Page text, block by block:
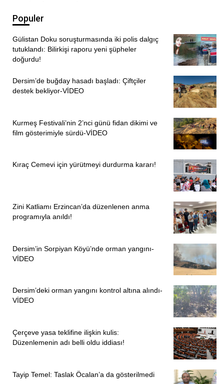
Populer
Gülistan Doku soruşturmasında iki polis dalgıç
tutuklandı: Bilirkişi raporu yeni şüpheler
doğurdu!
Dersim’de buğday hasadı başladı: Çiftçiler
destek bekliyor-VİDEO
Kurmeş Festivali’nin 2’nci günü fidan dikimi ve
film gösterimiyle sürdü-VİDEO
Kıraç Cemevi için yürütmeyi durdurma kararı!
Zini Katliamı Erzincan’da düzenlenen anma
programıyla anıldı!
Dersim’in Sorpiyan Köyü’nde orman yangını-
VİDEO
Dersim’deki orman yangını kontrol altına alındı-
VİDEO
Çerçeve yasa teklifine ilişkin kulis:
Düzenlemenin adı belli oldu iddiası!
Tayip Temel: Taslak Öcalan’a da gösterilmedi